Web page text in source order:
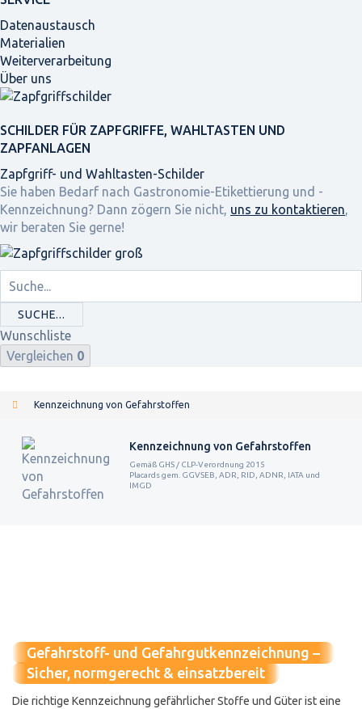
Datenaustausch
Materialien
Weiterverarbeitung
Über uns
SCHILDER FÜR ZAPFGRIFFE, WAHLTASTEN UND
ZAPFANLAGEN
Zapfgriff- und Wahltasten-Schilder
Sie haben Bedarf nach Gastronomie-Etikettierung und -
Kennzeichnung? Dann zögern Sie nicht, uns zu kontaktieren,
wir beraten Sie gerne!
SUCHE...
Wunschliste
Vergleichen 0
Kennzeichnung von Gefahrstoffen
Kennzeichnung von Gefahrstoffen
Gemäß GHS / CLP-Verordnung 2015
Placards gem. GGVSEB, ADR, RID, ADNR, IATA und
IMGD
Gefahrstoff- und Gefahrgutkennzeichnung –
Sicher, normgerecht & einsatzbereit
Die richtige Kennzeichnung gefährlicher Stoffe und Güter ist eine